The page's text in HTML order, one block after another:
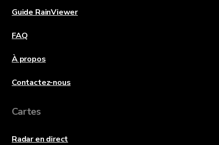
Guide RainViewer
FAQ
À propos
Contactez-nous
Cartes
Radar en direct